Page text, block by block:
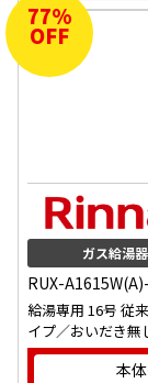
77%
OFF
ガス給湯器
RUX-
給湯専用 16号 従
イプ／おいだき無
本